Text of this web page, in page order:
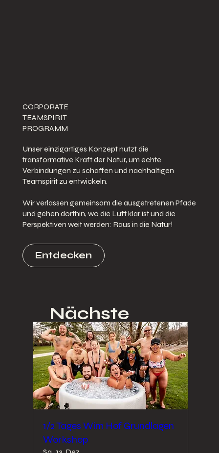
CORPORATE
TEAMSPIRIT
PROGRAMM
Unser einzigartiges Konzept nutzt die
transformative Kraft der Natur, um echte
Verbindungen zu schaffen und nachhaltigen
Teamspirit zu entwickeln.
Wir verlassen gemeinsam die ausgetretenen Pfade
und gehen dorthin, wo die Luft klar ist und die
Perspektiven weit werden: Raus in die Natur!
Entdecken
Nächste
Abenteuer
1/2 Tages Wim Hof Grundlagen
Workshop